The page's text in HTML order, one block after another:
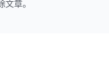
章。